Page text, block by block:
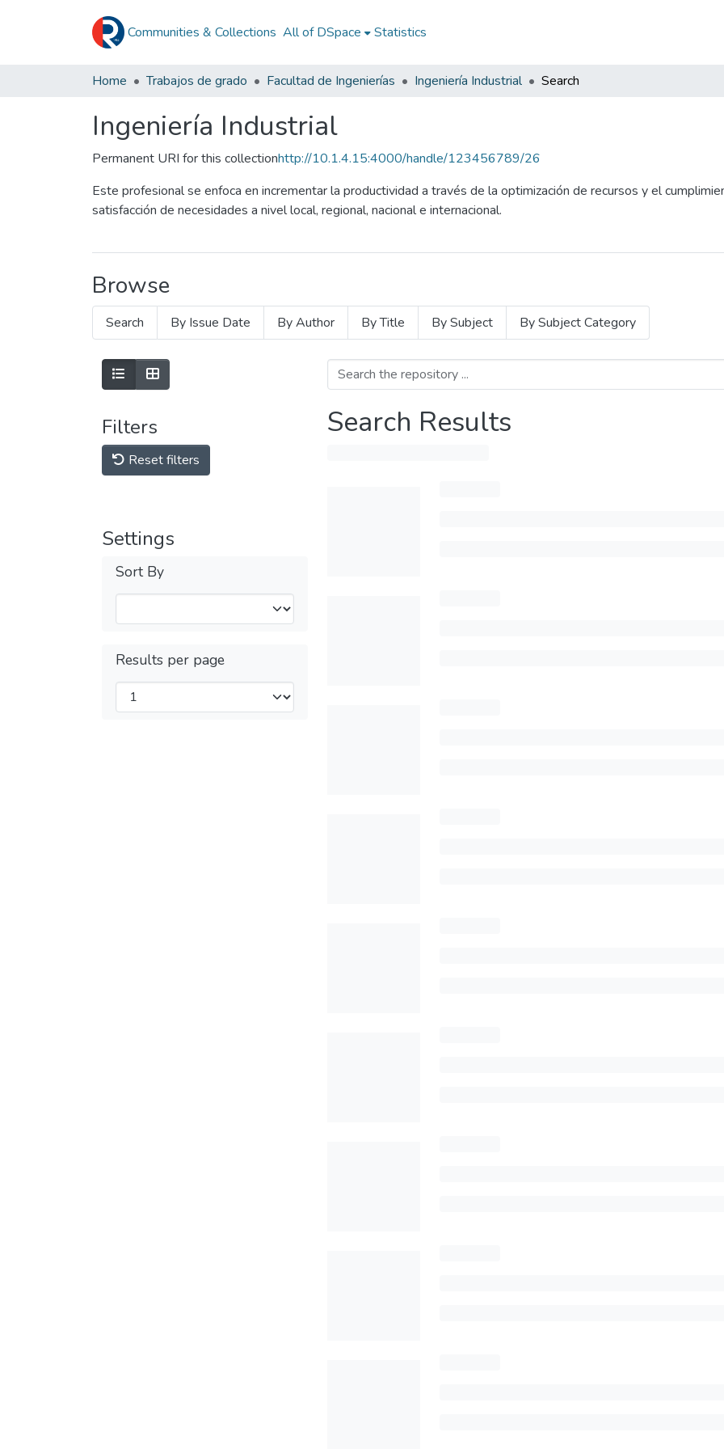
Communities & Collections All of DSpace Statistics
Home Trabajos de grado Facultad de Ingenierías Ingeniería Industrial Search
Ingeniería Industrial
Permanent URI for this collectionhttp://10.1.4.15:4000/handle/123456789/26
Este profesional se enfoca en incrementar la productividad a través de la optimización de recursos y el
satisfacción de necesidades a nivel local, regional, nacional e internacional.
Browse
Search By Issue Date By Author By Title By Subject By Subject Category
Filters
Reset filters
Settings
Sort By
Results per page
Search Results